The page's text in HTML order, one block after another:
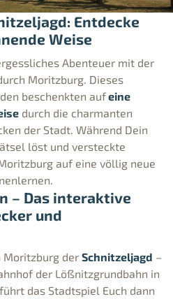
Entdecke
Weise
Abenteuer mit der
Moritzburg. Dieses
beschenkten aufeine
durch die charmanten
der Stadt. Während Dein
löst und versteckte
auf eine völlig neue
– Das interaktive
und
Moritzburg der Schnitzeljagd –
der Lößnitzgrundbahn in
das Stadtspiel Euch dann